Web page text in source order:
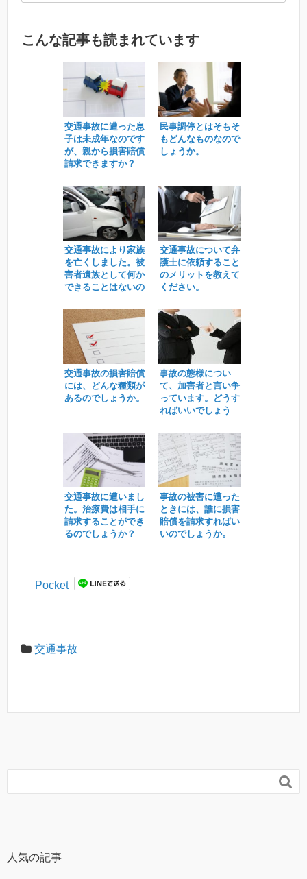
こんな記事も読まれています
交通事故に遭った息
子は未成年なのです
が、親から損害賠償
請求できますか？
民事調停とはそもそ
もどんなものなので
しょうか。
交通事故により家族
を亡くしました。被
害者遺族として何か
できることはないの
交通事故について弁
護士に依頼すること
のメリットを教えて
ください。
交通事故の損害賠償
には、どんな種類が
あるのでしょうか。
事故の態様につい
て、加害者と言い争
っています。どうす
ればいいでしょう
交通事故に遭いまし
た。治療費は相手に
請求することができ
るのでしょうか？
事故の被害に遭った
ときには、誰に損害
賠償を請求すればい
いのでしょうか。
Pocket
交通事故

人気の記事